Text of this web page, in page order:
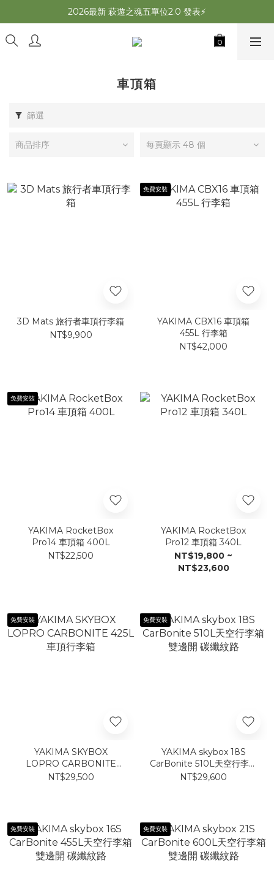
2026最新 萩遊之魂五單位2.0 發表⚡️
2026最新 萩遊之魂五單位2.0 發表⚡️
萩夜星空速開帳 夏露速搭×超通風🌌
2026最新 萩遊之魂五單位2.0 發表⚡️
車頂箱
篩選
商品排序 每頁顯示 48 個
3D Mats 旅行者車頂行李箱
NT$9,900
免費安裝
YAKIMA CBX16 車頂箱
455L 行李箱
NT$42,000
免費安裝
YAKIMA RocketBox
Pro14 車頂箱 400L
NT$22,500
YAKIMA RocketBox
Pro12 車頂箱 340L
NT$19,800 ~
NT$23,600
免費安裝
YAKIMA SKYBOX
LOPRO CARBONITE
425L 車頂行李箱
NT$29,500
免費安裝
YAKIMA skybox 18S
CarBonite 510L天空行李箱
雙邊開 碳纖紋路
NT$29,600
免費安裝 免費安裝